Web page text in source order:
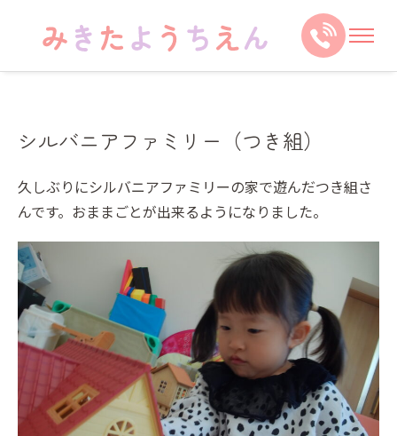
シルバニアファミリー（つき組）
久しぶりにシルバニアファミリーの家で遊んだつき組さ
んです。おままごとが出来るようになりました。